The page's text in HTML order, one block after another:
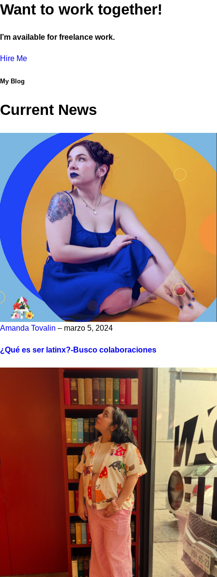
Want to work together!
I’m available for freelance work.
Hire Me
My Blog
Current News
Amanda Tovalin – marzo 5, 2024
¿Qué es ser latinx?-Busco colaboraciones